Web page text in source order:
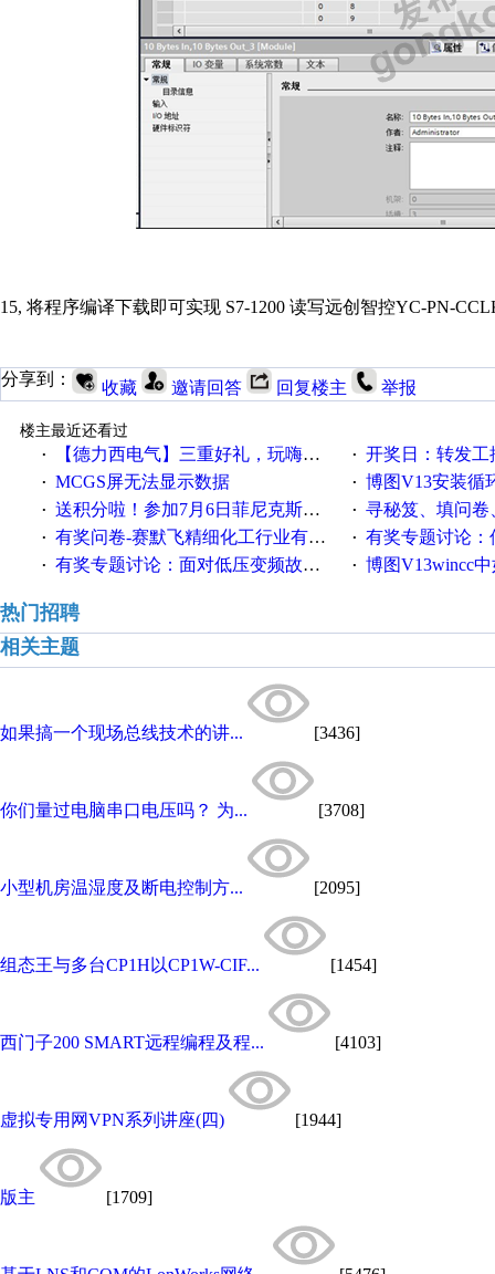
15, 将程序编译下载即可实现 S7-1200 读写远创智控YC-PN-
分享到： 收藏 邀请回答 回复楼主 举报
楼主最近还看过
·
【德力西电气】三重好礼，玩嗨夏日！ · 开奖日：转发工控速派
· MCGS屏无法显示数据 · 博图V13安装循环重启
· 送积分啦！参加7月6日菲尼克斯在线研讨会即得 · 寻秘笈、填问卷
· 有奖问卷-赛默飞精细化工行业有奖调查来袭！ · 有奖专题讨论：伺服选择
· 有奖专题讨论：面对低压变频故障，老手是这样解决的！ · 博图V13wincc中如何
热门招聘
相关主题
如果搞一个现场总线技术的讲... [3436]
你们量过电脑串口电压吗？ 为... [3708]
小型机房温湿度及断电控制方... [2095]
组态王与多台CP1H以CP1W-CIF... [1454]
西门子200 SMART远程编程及程... [4103]
虚拟专用网VPN系列讲座(四) [1944]
版主 [1709]